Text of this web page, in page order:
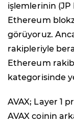
işlemlerinin (JP
Ethereum
görüyoruz.
rakipleriyle
Ethereum
kategorisinde
AVAX; Layer 1
AVAX coinin